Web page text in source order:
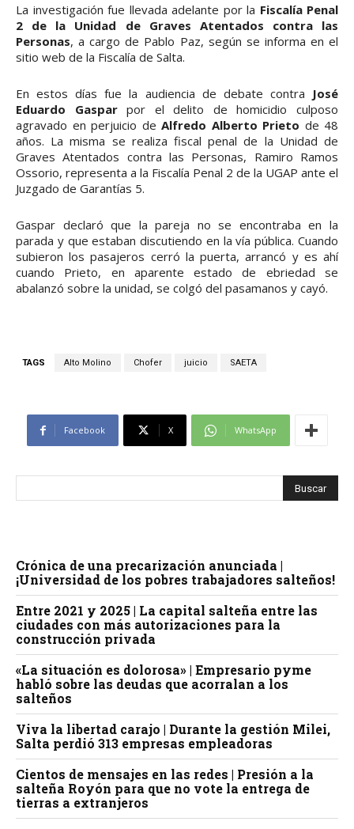
La investigación fue llevada adelante por la Fiscalía Penal
2 de la Unidad de Graves Atentados contra las
Personas, a cargo de Pablo Paz, según se informa en el
sitio web de la Fiscalía de Salta.
En estos días fue la audiencia de debate contra José
Eduardo Gasparpor el delito de homicidio culposo
agravado en perjuicio de Alfredo Alberto Prieto de 48
años. La misma se realiza fiscal penal de la Unidad de
Graves Atentados contra las Personas, Ramiro Ramos
Ossorio, representa a la Fiscalía Penal 2 de la UGAP ante el
Juzgado de Garantías 5.
Gaspar declaró que la pareja no se encontraba en la
parada y que estaban discutiendo en la vía pública. Cuando
subieron los pasajeros cerró la puerta, arrancó y es ahí
cuando Prieto, en aparente estado de ebriedad se
abalanzó sobre la unidad, se colgó del pasamanos y cayó.
TAGS Alto Molino Chofer juicio SAETA
Facebook X WhatsApp
Crónica de una precarización anunciada |
¡Universidad de los pobres trabajadores salteños!
Entre 2021 y 2025 | La capital salteña entre las
ciudades con más autorizaciones para la
construcción privada
«La situación es dolorosa» | Empresario pyme
habló sobre las deudas que acorralan a los
salteños
Viva la libertad carajo | Durante la gestión Milei,
Salta perdió 313 empresas empleadoras
Cientos de mensajes en las redes | Presión a la
salteña Royón para que no vote la entrega de
tierras a extranjeros